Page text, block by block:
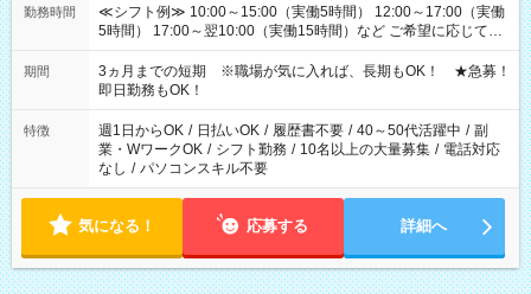
勤務時間
≪シフト例≫ 10:00～15:00（実働5時間） 12:00～17:00（実働
5時間） 17:00～翌10:00（実働15時間）など ご希望に応じて、
働く時間は調整できます！ お気軽に担当へ相談ください！
期間
3ヵ月までの短期 ※職場が気に入れば、長期もOK！ ★急募！
即日勤務もOK！
特徴 週1日からOK / 日払いOK / 履歴書不要 / 40～50代活躍中 / 副
業・WワークOK / シフト勤務 / 10名以上の大量募集 / 電話対応
なし / パソコンスキル不要
気になる！ 応募する 詳細へ